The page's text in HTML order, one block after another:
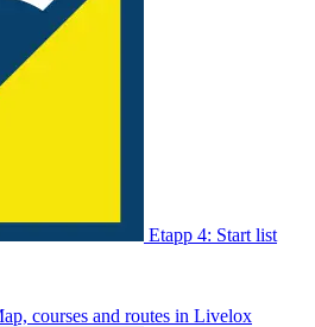
Etapp 4: Start list
courses and routes in Livelox